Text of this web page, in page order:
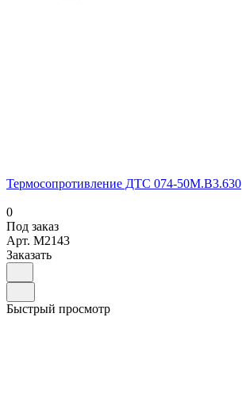
Термосопротивление ДТС 074-50М.В3.630
0
Под заказ
Арт. M2143
Заказать
Быстрый просмотр